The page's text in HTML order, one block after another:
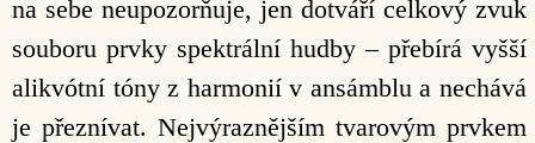
na sebe neupozorňuje, jen dotváří celkový zvuk
souboru prvky spektrální hudby – přebírá vyšší
alikvótní tóny z harmonií v ansámblu a nechává
je přeznívat. Nejvýraznějším tvarovým prvkem